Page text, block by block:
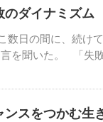
のダイナミズム
数日の間に、続け
言を聞いた。 「失
ンスをつかむ生